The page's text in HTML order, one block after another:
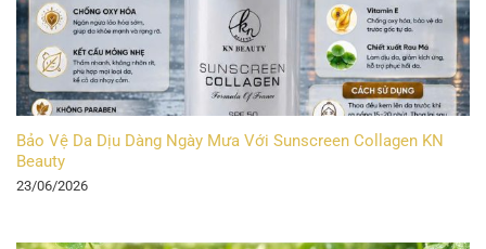
Bảo Vệ Da Dịu Dàng Ngày Mưa Với Sunscreen Collagen KN
Beauty
23/06/2026